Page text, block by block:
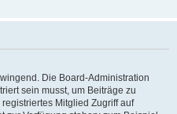
Die Board-Administration
sein musst, um Beiträge zu
Mitglied Zugriff auf